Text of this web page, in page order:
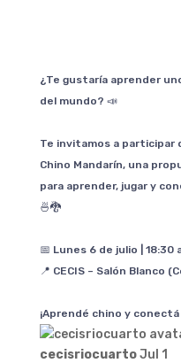
¿Te gustaría aprender
del mundo? 📣
Te invitamos a participar
Chino Mandarín, una
para aprender, jugar y
🍜🐉
📅 Lunes 6 de julio | 18:30
📍 CECIS – Salón Blanco
¡Aprendé chino y
cecisriocuartoJul 1